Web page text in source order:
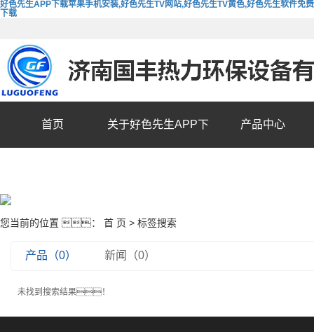
好色先生APP下载苹果手机安装,好色先生TV网站,好色先生TV黄色,好色先生软件免费
下载
首页 关于好色先生APP下 产品中心
您当前的位置 ： 首 页 > 标签搜索
产品（0） 新闻（0）
未找到搜索结果！